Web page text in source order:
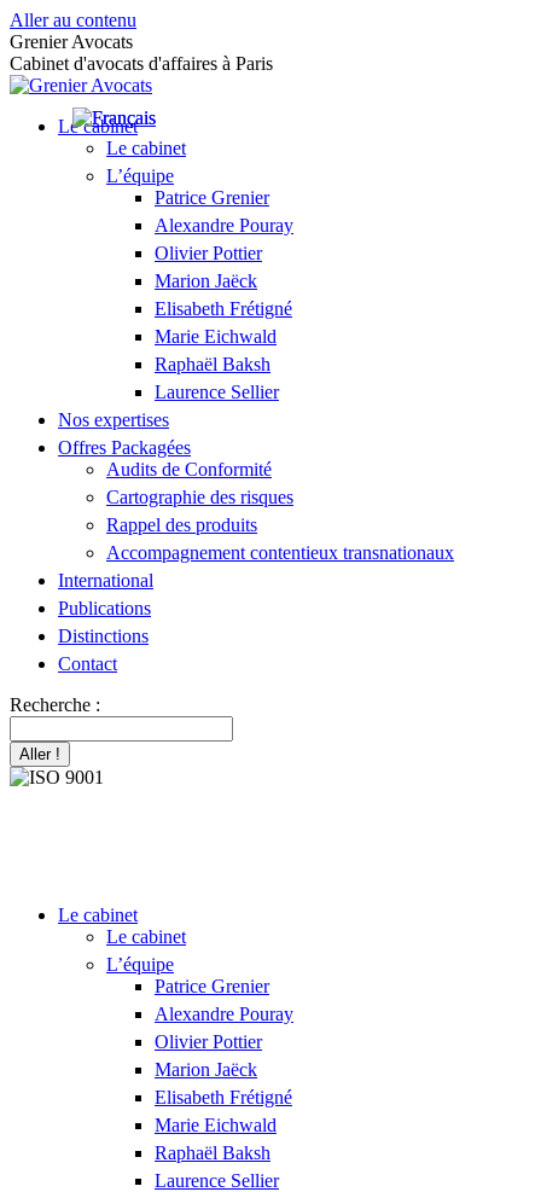
Aller au contenu
Grenier Avocats
Cabinet d'avocats d'affaires à Paris
Le cabinet
Le cabinet
L’équipe
Patrice Grenier
Alexandre Pouray
Olivier Pottier
Marion Jaëck
Elisabeth Frétigné
Marie Eichwald
Raphaël Baksh
Laurence Sellier
Nos expertises
Offres Packagées
Audits de Conformité
Cartographie des risques
Rappel des produits
Accompagnement contentieux transnationaux
International
Publications
Distinctions
Contact
Recherche :
Le cabinet
Le cabinet
L’équipe
Patrice Grenier
Alexandre Pouray
Olivier Pottier
Marion Jaëck
Elisabeth Frétigné
Marie Eichwald
Raphaël Baksh
Laurence Sellier